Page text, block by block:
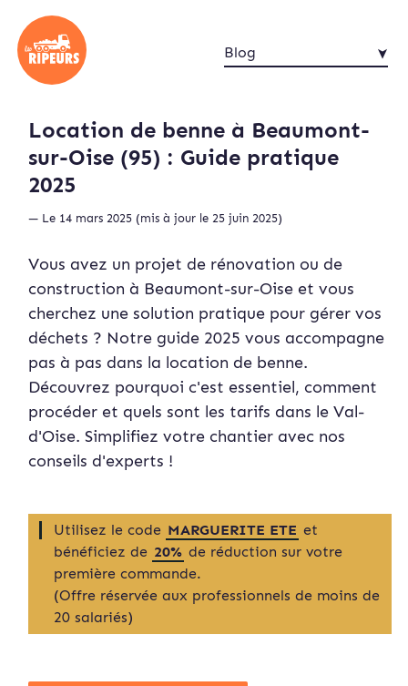
Blog
Location de benne à Beaumont-
sur-Oise (95) : Guide pratique
2025
— Le 14 mars 2025 (mis à jour le 25 juin 2025)
Vous avez un projet de rénovation ou de
construction à Beaumont-sur-Oise et vous
cherchez une solution pratique pour gérer vos
déchets ? Notre guide 2025 vous accompagne
pas à pas dans la location de benne.
Découvrez pourquoi c'est essentiel, comment
procéder et quels sont les tarifs dans le Val-
d'Oise. Simplifiez votre chantier avec nos
conseils d'experts !
Utilisez le code MARGUERITE ETE et
bénéficiez de 20% de réduction sur votre
première commande.
(Offre réservée aux professionnels de moins de
20 salariés)